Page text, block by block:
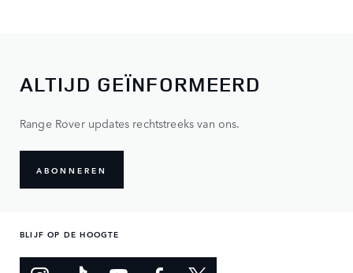
ALTIJD GEÏNFORMEERD
Range Rover updates rechtstreeks van ons.
ABONNEREN
BLIJF OP DE HOOGTE